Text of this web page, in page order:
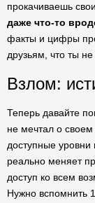
прокачиваешь
даже что-то
факты и цифры
друзьям, что ты
Взлом:
Теперь давайте
не мечтал о
доступные уровни
реально меняет
доступ ко всем
Нужно вспомнить